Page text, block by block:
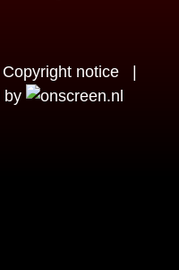
Copyright notice
|
by